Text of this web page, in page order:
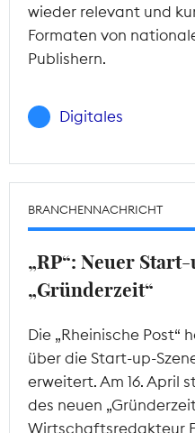
wieder relevant und
Formaten von
Publishern.
Digitales
BRANCHENNACHRICHT
„RP“: Neuer
„Gründerzeit“
Die „Rheinische
über die Start-up-
erweitert. Am 16. April
des neuen
Wirtschaftsredakteur